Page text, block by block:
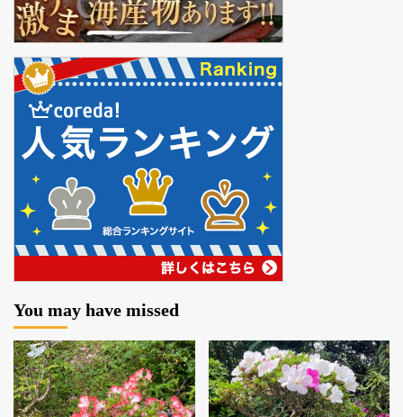
You may have missed